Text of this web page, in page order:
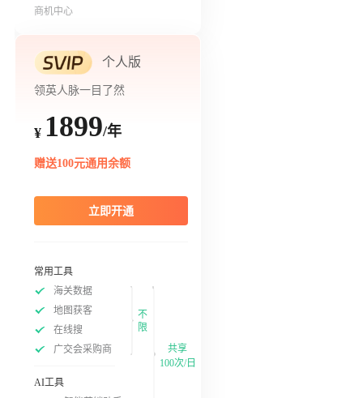
商机中心
个人版
领英人脉一目了然
¥ 1899/年
赠送100元通用余额
立即开通
常用工具
海关数据
地图获客
在线搜
广交会采购商
不
限
AI工具
共享
100次/日